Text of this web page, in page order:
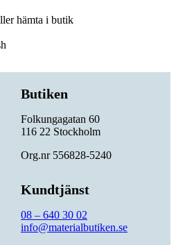
hämta i butik
Butiken
Folkungagatan 60
116 22 Stockholm
Org.nr 556828-5240
Kundtjänst
08 – 640 30 02
info@materialbutiken.se